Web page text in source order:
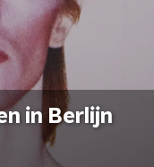
in Berlijn